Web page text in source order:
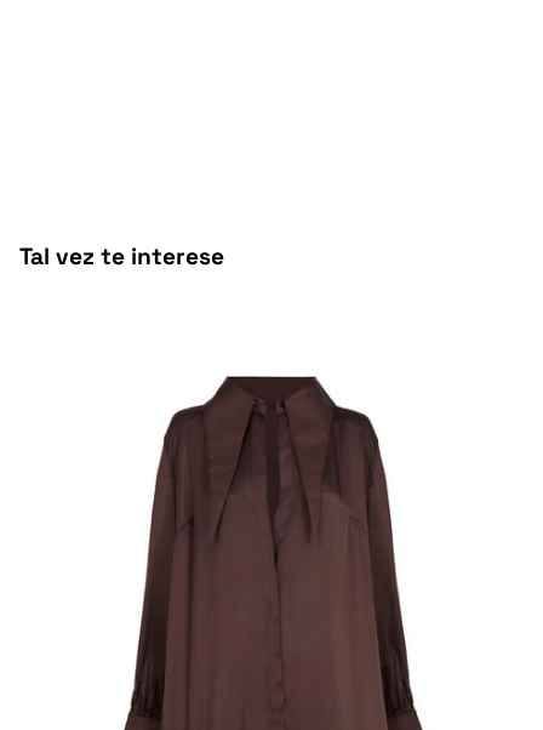
Tal vez te interese